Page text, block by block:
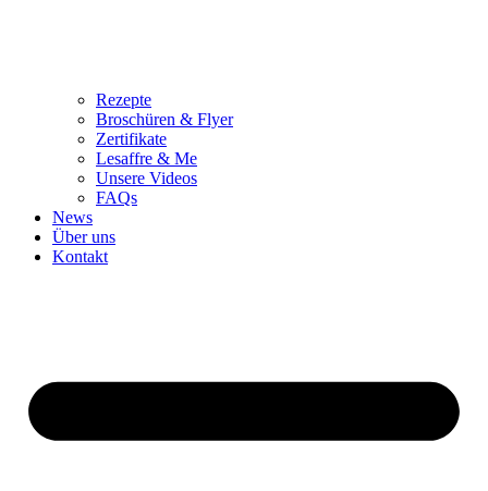
Rezepte
Broschüren & Flyer
Zertifikate
Lesaffre & Me
Unsere Videos
FAQs
News
Über uns
Kontakt